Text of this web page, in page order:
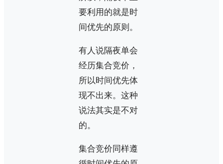
要利用的就是时
间优先的原则。
有人说隔夜单会
经历集合竞价，
所以时间优先体
现不出来。这种
说法其实是不对
的。
集合竞价同样遵